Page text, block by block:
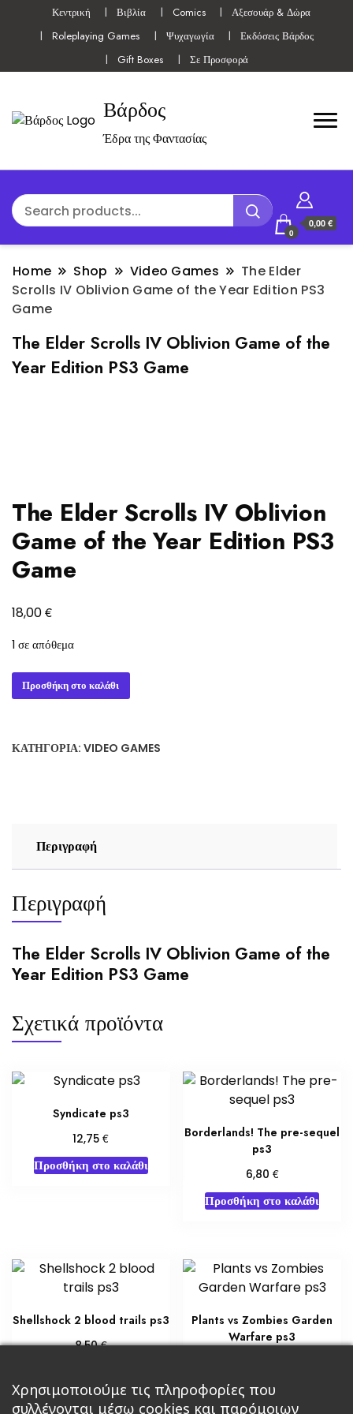
Κεντρική Βιβλία Comics
Αξεσουάρ & Δώρα
Roleplaying Games
Ψυχαγωγία
Εκδόσεις Βάρδος
Gift Boxes
Σε Προσφορά
Βάρδος
Έδρα της Φαντασίας
0
0,00 €
Home Shop Video Games
The Elder
Scrolls IV Oblivion Game of the Year Edition PS3
Game
The Elder Scrolls IV Oblivion Game of the
Year Edition PS3 Game
The Elder Scrolls IV Oblivion
Game of the Year Edition PS3
Game
18,00€
1 σε απόθεμα
The
Elder
Oblivion
Edition
PS3
ποσότητα
Προσθήκη στο καλάθι
ΚΑΤΗΓΟΡΊΑ: VIDEO GAMES
Περιγραφή
Περιγραφή
The Elder Scrolls IV Oblivion Game of the
Year Edition PS3 Game
Σχετικά προϊόντα
Syndicate ps3
12,75€
Προσθήκη στο καλάθι
Borderlands! The pre-sequel
ps3
6,80 €
Προσθήκη στο καλάθι
Shellshock 2 blood trails ps3
8,50€
Plants vs Zombies Garden
Warfare ps3
Προσθήκη στο καλάθι
Χρησιμοποιούμε τις πληροφορίες που
συλλέγονται μέσω cookies και παρόμοιων